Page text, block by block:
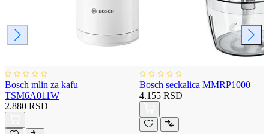
Bosch mlin za kafu
TSM6A011W
2.880 RSD
Bosch seckalica MMRP1000
4.155 RSD